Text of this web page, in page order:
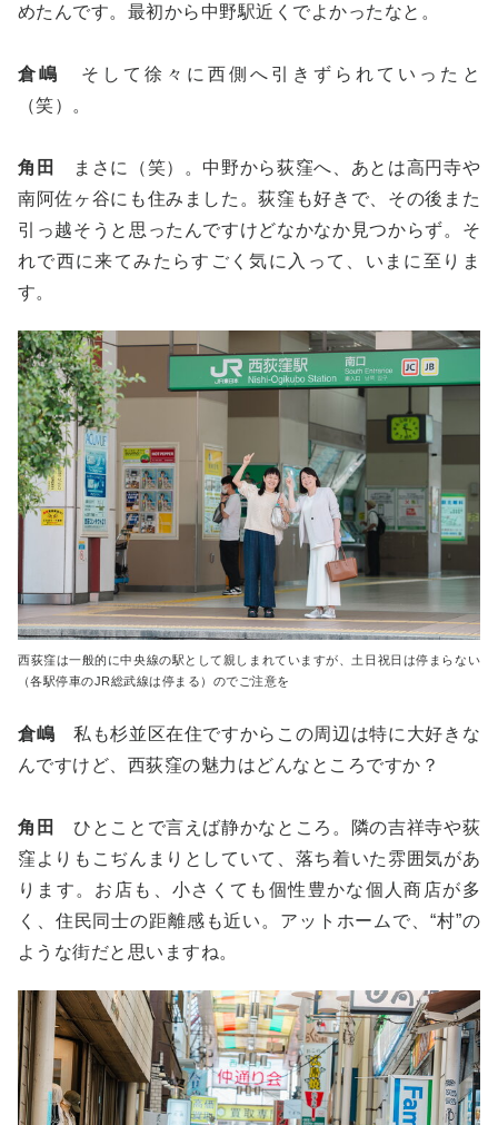
めたんです。最初から中野駅近くでよかったなと。
倉嶋
そして徐々に西側へ引きずられていったと
（笑）。
角田
まさに（笑）。中野から荻窪へ、あとは高円寺や
南阿佐ヶ谷にも住みました。荻窪も好きで、その後また
引っ越そうと思ったんですけどなかなか見つからず。そ
れで西に来てみたらすごく気に入って、いまに至りま
す。
西荻窪は一般的に中央線の駅として親しまれていますが、土日祝日は停まらない
（各駅停車のJR総武線は停まる）のでご注意を
倉嶋 私も杉並区在住ですからこの周辺は特に大好きな
んですけど、西荻窪の魅力はどんなところですか？
角田
ひとことで言えば静かなところ。隣の吉祥寺や荻
窪よりもこぢんまりとしていて、落ち着いた雰囲気があ
ります。お店も、小さくても個性豊かな個人商店が多
く、住民同士の距離感も近い。アットホームで、“村”の
ような街だと思いますね。